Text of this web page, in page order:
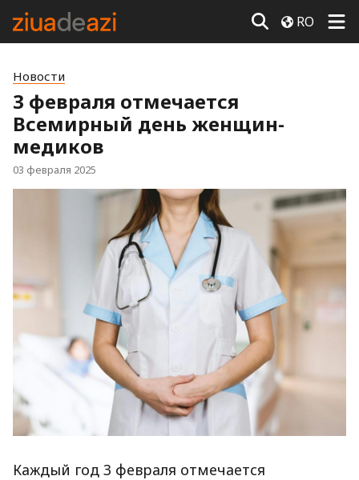
RO
Новости
3 февраля отмечается
Всемирный день женщин-
медиков
03 февраля 2025
Каждый год 3 февраля отмечается